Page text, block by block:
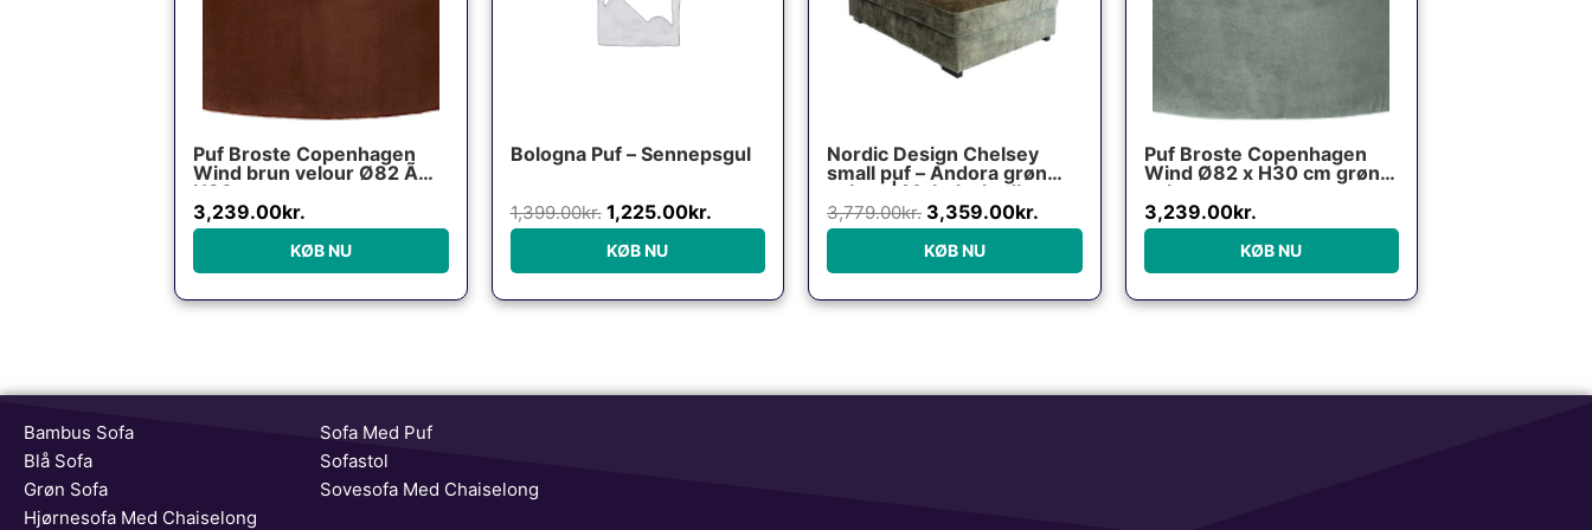
Puf Broste Copenhagen
Wind brun velour Ø82 Ã
H30 cm
3,239.00kr.
KØB NU
Bologna Puf – Sennepsgul
1,399.00kr. 1,225.00kr.
KØB NU
Nordic Design Chelsey
small puf – Andora grøn
velour | Møbelsalg.dk
3,779.00kr. 3,359.00kr.
KØB NU
Puf Broste Copenhagen
Wind Ø82 x H30 cm grøn
velour
3,239.00kr.
KØB NU
Bambus Sofa
Blå Sofa
Grøn Sofa
Hjørnesofa Med Chaiselong
Sofa Med Puf
Sofastol
Sovesofa Med Chaiselong